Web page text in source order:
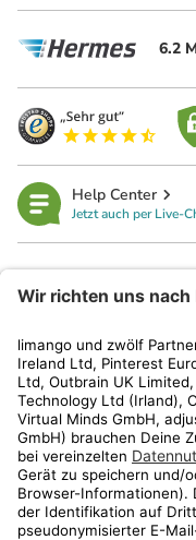
6.2
Help Center
Jetzt auch per Live-
Kundenservice
Shop
Aktionen
Travel